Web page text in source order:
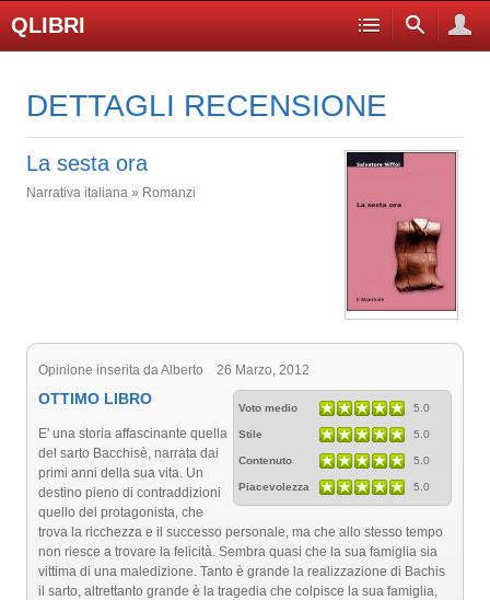
QLIBRI
DETTAGLI RECENSIONE
La sesta ora
Narrativa italiana » Romanzi
Opinione inserita da Alberto 26 Marzo, 2012
Voto medio 5.0
Stile 5.0
Contenuto 5.0
Piacevolezza 5.0
OTTIMO LIBRO
E' una storia affascinante quella
del sarto Bacchisè, narrata dai
primi anni della sua vita. Un
destino pieno di contraddizioni
quello del protagonista, che
trova la ricchezza e il successo personale, ma che allo stesso tempo
non riesce a trovare la felicità. Sembra quasi che la sua famiglia sia
vittima di una maledizione. Tanto è grande la realizzazione di Bachis
il sarto, altrettanto grande è la tragedia che colpisce la sua famiglia,